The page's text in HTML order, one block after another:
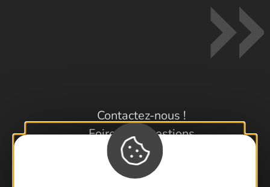
Contactez-nous !
Foire aux questions
Brochures
Cartoguides et Topoguides